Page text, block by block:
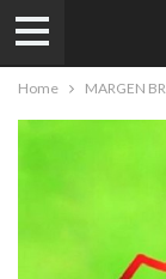
Home MARGEN